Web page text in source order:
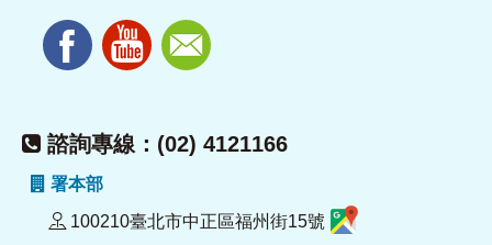
諮詢專線：(02) 4121166
署本部
100210臺北市中正區福州街15號